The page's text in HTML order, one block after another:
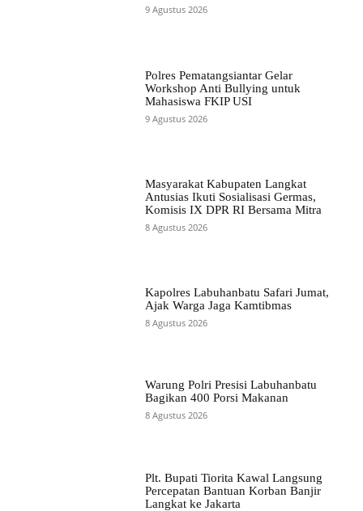
9 Agustus 2026
Polres Pematangsiantar Gelar
Workshop Anti Bullying untuk
Mahasiswa FKIP USI
9 Agustus 2026
Masyarakat Kabupaten Langkat
Antusias Ikuti Sosialisasi Germas,
Komisis IX DPR RI Bersama Mitra
8 Agustus 2026
Kapolres Labuhanbatu Safari Jumat,
Ajak Warga Jaga Kamtibmas
8 Agustus 2026
Warung Polri Presisi Labuhanbatu
Bagikan 400 Porsi Makanan
8 Agustus 2026
Plt. Bupati Tiorita Kawal Langsung
Percepatan Bantuan Korban Banjir
Langkat ke Jakarta